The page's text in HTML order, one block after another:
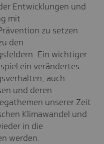
Entwicklungen und
mit
zu setzen
den
Ein wichtiger
ein verändertes
auch
und deren
unserer Zeit
Klimawandel und
in die
werden.